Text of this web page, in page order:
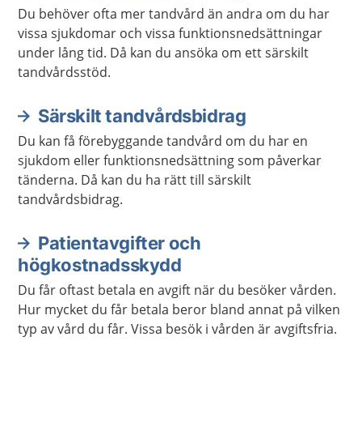
Du behöver ofta mer tandvård än andra om du har
vissa sjukdomar och vissa funktionsnedsättningar
under lång tid. Då kan du ansöka om ett särskilt
tandvårdsstöd.
Särskilt tandvårdsbidrag
Du kan få förebyggande tandvård om du har en
sjukdom eller funktionsnedsättning som påverkar
tänderna. Då kan du ha rätt till särskilt
tandvårdsbidrag.
Patientavgifter och
högkostnadsskydd
Du får oftast betala en avgift när du besöker vården.
Hur mycket du får betala beror bland annat på vilken
typ av vård du får. Vissa besök i vården är avgiftsfria.